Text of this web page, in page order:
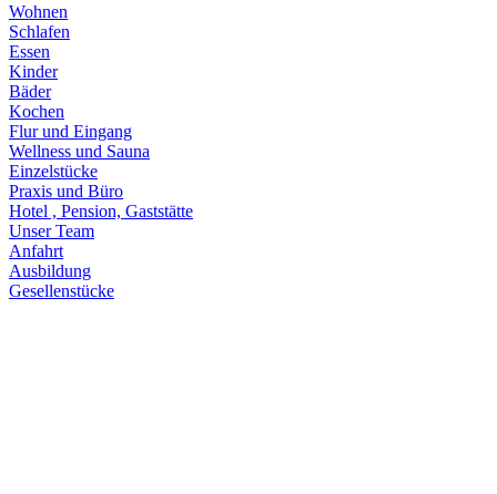
Wohnen
Schlafen
Essen
Kinder
Bäder
Kochen
Flur und Eingang
Wellness und Sauna
Einzelstücke
Praxis und Büro
Hotel , Pension, Gaststätte
Unser Team
Anfahrt
Ausbildung
Gesellenstücke